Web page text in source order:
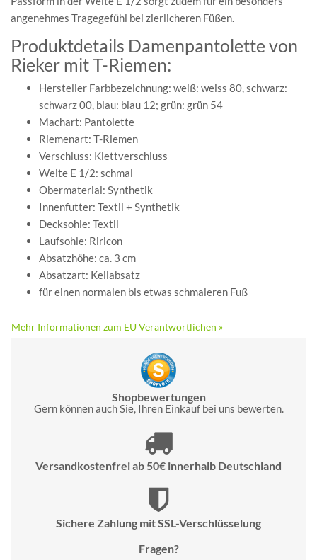
angenehmes Tragegefühl bei zierlicheren Füßen.
Produktdetails Damenpantolette von
Rieker mit T-Riemen:
Hersteller Farbbezeichnung: weiß: weiss 80, schwarz:
schwarz 00, blau: blau 12; grün: grün 54
Machart: Pantolette
Riemenart: T-Riemen
Verschluss: Klettverschluss
Weite E 1/2: schmal
Obermaterial: Synthetik
Innenfutter: Textil + Synthetik
Decksohle: Textil
Laufsohle: Riricon
Absatzhöhe: ca. 3 cm
Absatzart: Keilabsatz
für einen normalen bis etwas schmaleren Fuß
Mehr Informationen zum EU Verantwortlichen »
Shopbewertungen
Gern können auch Sie, Ihren Einkauf bei uns bewerten.
Versandkostenfrei ab 50€ innerhalb Deutschland
Sichere Zahlung mit SSL-Verschlüsselung
Fragen?